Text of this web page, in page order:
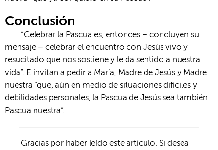
Conclusión
“Celebrar la Pascua es, entonces – concluyen su
mensaje – celebrar el encuentro con Jesús vivo y
resucitado que nos sostiene y le da sentido a nuestra
vida”. E invitan a pedir a María, Madre de Jesús y Madre
nuestra “que, aún en medio de situaciones difíciles y
debilidades personales, la Pascua de Jesús sea también
Pascua nuestra”.
Gracias por haber leído este artículo. Si desea